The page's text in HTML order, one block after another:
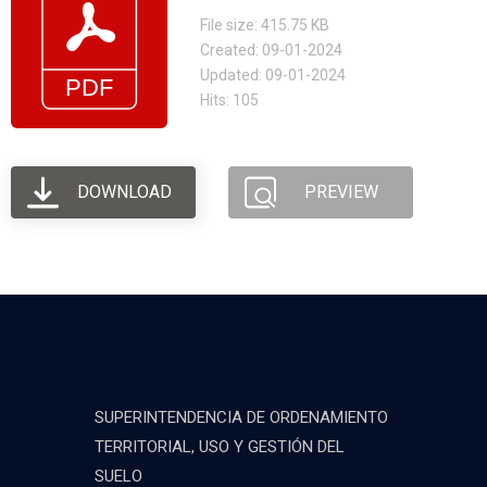
File size: 415.75 KB
Created: 09-01-2024
Updated: 09-01-2024
Hits: 105
DOWNLOAD PREVIEW
SUPERINTENDENCIA DE ORDENAMIENTO
TERRITORIAL, USO Y GESTIÓN DEL
SUELO